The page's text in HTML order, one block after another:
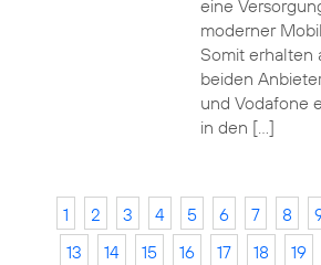
eine
moderner
Somit erhalten
beiden
und Vodafone
in den […]
1 2 3 4 5 6 7 8
13
14 15 16 17 18 19